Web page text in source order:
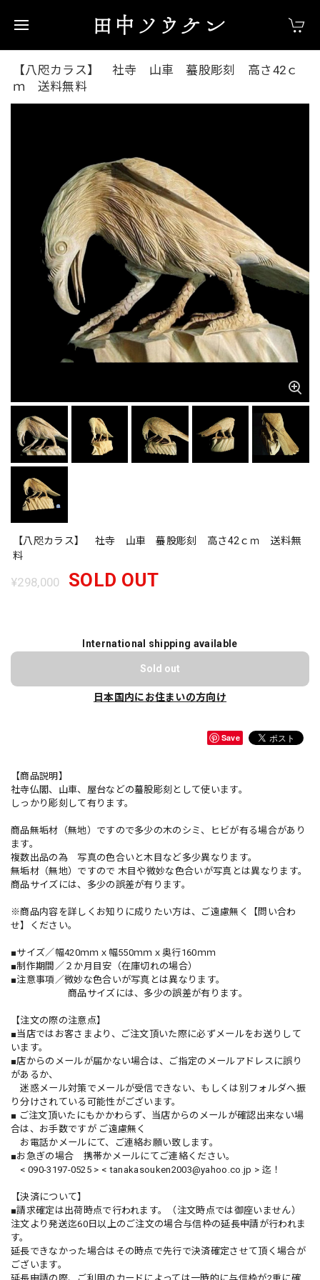
【八咫カラス】 社寺 山車 蟇股彫刻 高さ42ｃ
ｍ 送料無料
【八咫カラス】 社寺 山車 蟇股彫刻 高さ42ｃｍ 送料無
料
¥298,000 SOLD OUT
International shipping available
Sold out
日本国内にお住まいの方向け
Save
【商品説明】
社寺仏閣、山車、屋台などの蟇股彫刻として使います。
しっかり彫刻して有ります。
商品無垢材（無地）ですので多少の木のシミ、ヒビが有る場合があり
ます。
複数出品の為 写真の色合いと木目など多少異なります。
無垢材（無地）ですので 木目や微妙な色合いが写真とは異なります。
商品サイズには、多少の誤差が有ります。
※商品内容を詳しくお知りに成りたい方は、ご遠慮無く【問い合わ
せ】ください。
■サイズ／幅420ｍｍｘ幅550ｍｍｘ奥行160ｍｍ
■制作期間／２か月目安（在庫切れの場合）
■注意事項／微妙な色合いが写真とは異なります。
商品サイズには、多少の誤差が有ります。
【注文の際の注意点】
■当店ではお客さまより、ご注文頂いた際に必ずメールをお送りして
います。
■店からのメールが届かない場合は、ご指定のメールアドレスに誤り
があるか、
迷惑メール対策でメールが受信できない、もしくは別フォルダへ振
り分けされている可能性がございます。
■ ご注文頂いたにもかかわらず、当店からのメールが確認出来ない場
合は、お手数ですが ご遠慮無く
お電話かメールにて、ご連絡お願い致します。
■お急ぎの場合 携帯かメールにてご連絡ください。
< 090-3197-0525 > < tanakasouken2003@yahoo.co.jp > 迄！
【決済について】
■請求確定は出荷時点で行われます。（注文時点では御座いません）
注文より発送迄60日以上のご注文の場合与信枠の延長申請が行われま
す。
延長できなかった場合はその時点で先行で決済確定させて頂く場合が
ございます。